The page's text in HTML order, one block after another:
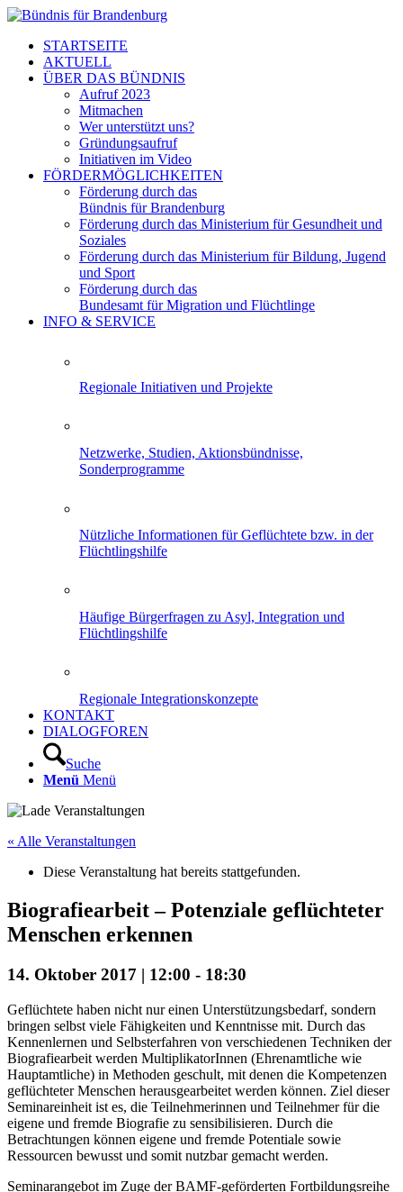
STARTSEITE
AKTUELL
ÜBER DAS BÜNDNIS
Aufruf 2023
Mitmachen
Wer unterstützt uns?
Gründungsaufruf
Initiativen im Video
FÖRDERMÖGLICHKEITEN
Förderung durch das
Bündnis für Brandenburg
Förderung durch das Ministerium für Gesundheit und
Soziales
Förderung durch das Ministerium für Bildung, Jugend
und Sport
Förderung durch das
Bundesamt für Migration und Flüchtlinge
INFO & SERVICE
Regionale Initiativen und Projekte
Netzwerke, Studien, Aktionsbündnisse,
Sonderprogramme
Nützliche Informationen für Geflüchtete bzw. in der
Flüchtlingshilfe
Häufige Bürgerfragen zu Asyl, Integration und
Flüchtlingshilfe
Regionale Integrationskonzepte
KONTAKT
DIALOGFOREN
Suche
Menü Menü
« Alle Veranstaltungen
Diese Veranstaltung hat bereits stattgefunden.
Biografiearbeit – Potenziale geflüchteter
Menschen erkennen
14. Oktober 2017 | 12:00 - 18:30
Geflüchtete haben nicht nur einen Unterstützungsbedarf, sondern
bringen selbst viele Fähigkeiten und Kenntnisse mit. Durch das
Kennenlernen und Selbsterfahren von verschiedenen Techniken der
Biografiearbeit werden MultiplikatorInnen (Ehrenamtliche wie
Hauptamtliche) in Methoden geschult, mit denen die Kompetenzen
geflüchteter Menschen herausgearbeitet werden können. Ziel dieser
Seminareinheit ist es, die Teilnehmerinnen und Teilnehmer für die
eigene und fremde Biografie zu sensibilisieren. Durch die
Betrachtungen können eigene und fremde Potentiale sowie
Ressourcen bewusst und somit nutzbar gemacht werden.
Seminarangebot im Zuge der BAMF-geförderten Fortbildungsreihe